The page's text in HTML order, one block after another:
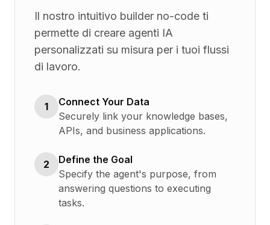
Il nostro intuitivo builder no-code ti
permette di creare agenti IA
personalizzati su misura per i tuoi flussi
di lavoro.
1
Connect Your Data
Securely link your knowledge bases,
APIs, and business applications.
2
Define the Goal
Specify the agent's purpose, from
answering questions to executing
tasks.